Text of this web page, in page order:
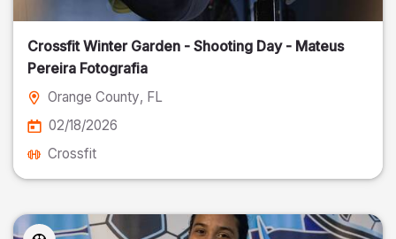
Crossfit Winter Garden - Shooting Day - Mateus
Pereira Fotografia
Orange County, FL
02/18/2026
Crossfit